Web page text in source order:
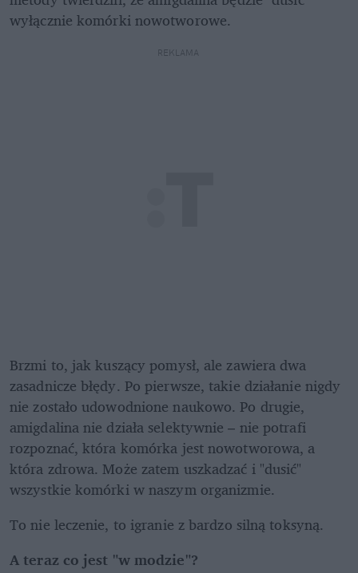
wyłącznie komórki nowotworowe.
REKLAMA
Brzmi to, jak kuszący pomysł, ale zawiera dwa
zasadnicze błędy. Po pierwsze, takie działanie nigdy
nie zostało udowodnione naukowo. Po drugie,
amigdalina nie działa selektywnie – nie potrafi
rozpoznać, która komórka jest nowotworowa, a
która zdrowa. Może zatem uszkadzać i "dusić"
wszystkie komórki w naszym organizmie.
To nie leczenie, to igranie z bardzo silną toksyną.
A teraz co jest "w modzie"?